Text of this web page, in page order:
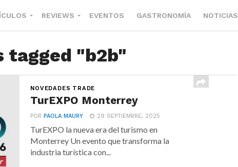
REVIEWS EVENTOS GASTRONOMÍA NOTICIAS
tagged "b2b"
NOVEDADES TRADE
TurEXPO Monterrey
PORPAOLA MAURY 29 SEPTIEMBRE, 2025
TurEXPO la nueva era del turismo en
Monterrey Un evento que transforma la
industria turística con...